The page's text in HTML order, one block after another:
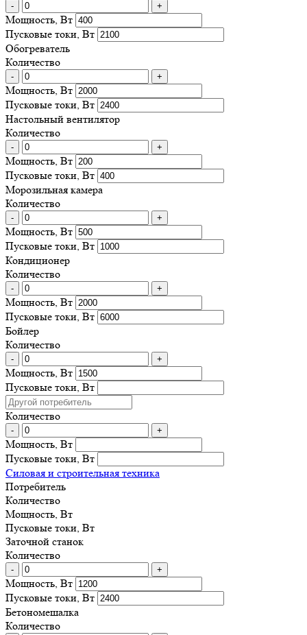
- +
Мощность, Вт
Пусковые токи, Вт
Обогреватель
Количество
- +
Мощность, Вт
Пусковые токи, Вт
Настольный вентилятор
Количество
- +
Мощность, Вт
Пусковые токи, Вт
Морозильная камера
Количество
- +
Мощность, Вт
Пусковые токи, Вт
Кондиционер
Количество
- +
Мощность, Вт
Пусковые токи, Вт
Бойлер
Количество
- +
Мощность, Вт
Пусковые токи, Вт
Количество
- +
Мощность, Вт
Пусковые токи, Вт
Силовая и строительная техника
Потребитель
Количество
Мощность, Вт
Пусковые токи, Вт
Заточной станок
Количество
- +
Мощность, Вт
Пусковые токи, Вт
Бетономешалка
Количество